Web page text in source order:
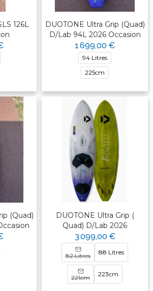
126L
DUOTONE Ultra Grip (Quad)
D/Lab 94L 2026 Occasion
1 699,00 €
94 Litres
225cm
(Quad)
DUOTONE Ultra Grip (
Quad) D/Lab 2026
3 099,00 €
82 Litres 88 Litres
221cm 223cm